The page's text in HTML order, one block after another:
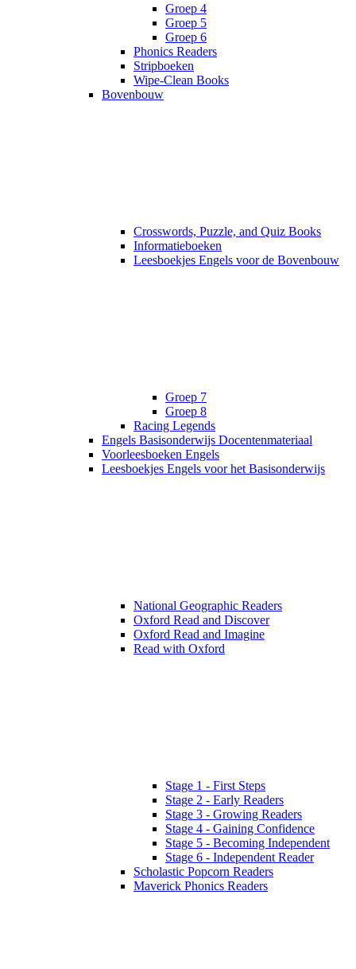
Groep 4
Groep 5
Groep 6
Phonics Readers
Stripboeken
Wipe-Clean Books
Bovenbouw
Crosswords, Puzzle, and Quiz Books
Informatieboeken
Leesboekjes Engels voor de Bovenbouw
Groep 7
Groep 8
Racing Legends
Engels Basisonderwijs Docentenmateriaal
Voorleesboeken Engels
Leesboekjes Engels voor het Basisonderwijs
National Geographic Readers
Oxford Read and Discover
Oxford Read and Imagine
Read with Oxford
Stage 1 - First Steps
Stage 2 - Early Readers
Stage 3 - Growing Readers
Stage 4 - Gaining Confidence
Stage 5 - Becoming Independent
Stage 6 - Independent Reader
Scholastic Popcorn Readers
Maverick Phonics Readers